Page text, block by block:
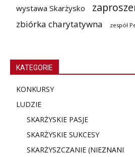
wystawa Skarżysko
zbiórka charytatywna zespół
KATEGORIE
KONKURSY
LUDZIE
SKARŻYSKIE PASJE
SKARŻYSKIE SUKCESY
SKARŻYSZCZANIE (NIEZNANI